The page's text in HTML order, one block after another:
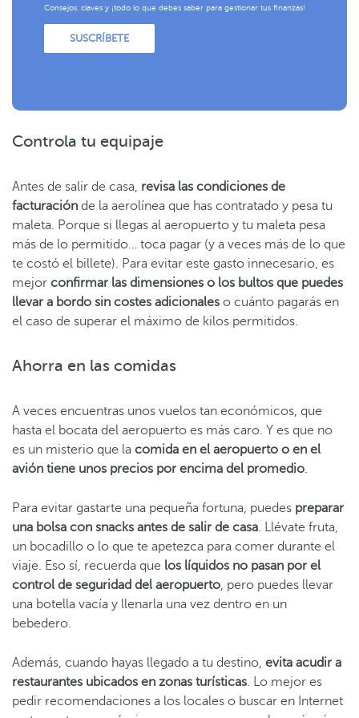
Consejos, claves y ¡todo lo que debes saber para gestionar tus finanzas!
SUSCRÍBETE
Controla tu equipaje
Antes de salir de casa, revisa las condiciones de
facturación de la aerolínea que has contratado y pesa tu
maleta. Porque si llegas al aeropuerto y tu maleta pesa
más de lo permitido… toca pagar (y a veces más de lo que
te costó el billete). Para evitar este gasto innecesario, es
mejor confirmar las dimensiones o los bultos que puedes
llevar a bordo sin costes adicionales o cuánto pagarás en
el caso de superar el máximo de kilos permitidos.
Ahorra en las comidas
A veces encuentras unos vuelos tan económicos, que
hasta el bocata del aeropuerto es más caro. Y es que no
es un misterio que la comida en el aeropuerto o en el
avión tiene unos precios por encima del promedio.
Para evitar gastarte una pequeña fortuna, puedes preparar
una bolsa con snacks antes de salir de casa. Llévate fruta,
un bocadillo o lo que te apetezca para comer durante el
viaje. Eso sí, recuerda que los líquidos no pasan por el
control de seguridad del aeropuerto, pero puedes llevar
una botella vacía y llenarla una vez dentro en un
bebedero.
Además, cuando hayas llegado a tu destino, evita acudir a
restaurantes ubicados en zonas turísticas. Lo mejor es
pedir recomendaciones a los locales o buscar en Internet